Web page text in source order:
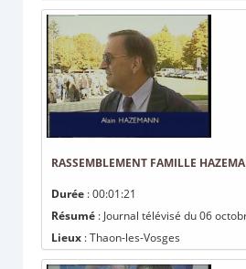
RASSEMBLEMENT FAMILLE
Durée : 00:01:21
Résumé : Journal télévisé du 06
Lieux : Thaon-les-Vosges